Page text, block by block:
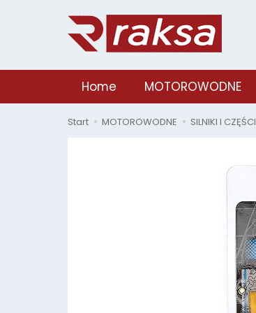
Home MOTOROWODNE
Start MOTOROWODNE SILNIKI I CZĘŚCI